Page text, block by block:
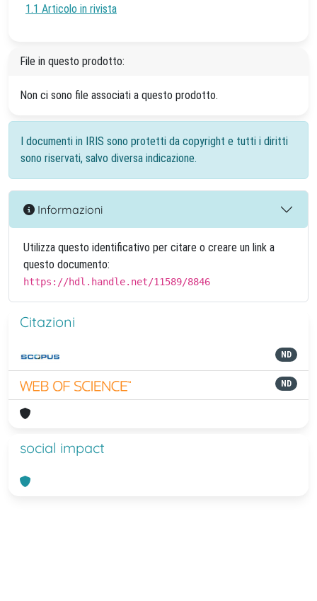
1.1 Articolo in rivista
File in questo prodotto:
Non ci sono file associati a questo prodotto.
I documenti in IRIS sono protetti da copyright e tutti i diritti
sono riservati, salvo diversa indicazione.
Informazioni
Utilizza questo identificativo per citare o creare un link a
questo documento:
https://hdl.handle.net/11589/8846
Citazioni
ND
ND
social impact